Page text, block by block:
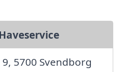
5700 Svendborg